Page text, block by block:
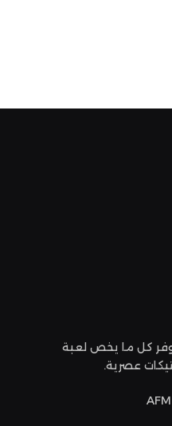
كل ما يخص لعبة
عصرية.